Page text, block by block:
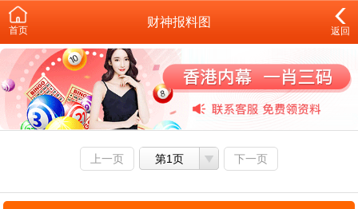
首页
财神报料图
返回
上一页 第1页 下一页